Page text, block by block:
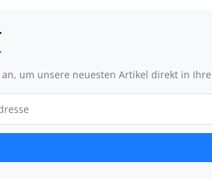
an, um unsere neuesten Artikel direkt in